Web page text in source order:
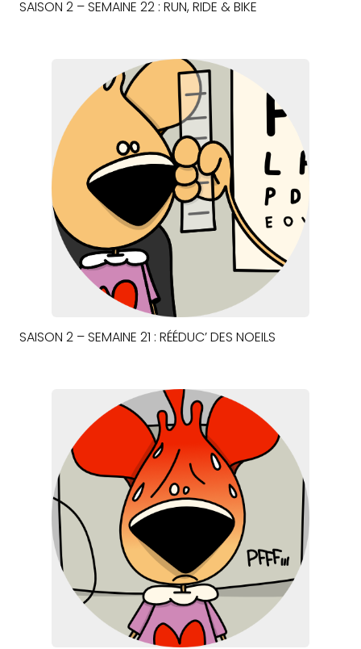
SAISON 2 – SEMAINE 22 : RUN, RIDE & BIKE
SAISON 2 – SEMAINE 21 : RÉÉDUC’ DES NOEILS